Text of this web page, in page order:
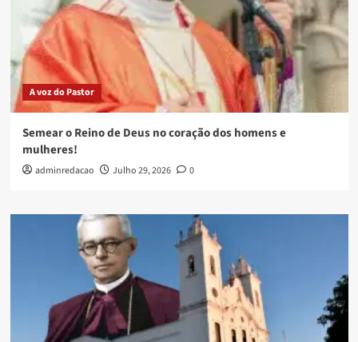
A voz do Pastor
Semear o Reino de Deus no coração dos homens e
mulheres!
adminredacao Julho 29, 2026 0